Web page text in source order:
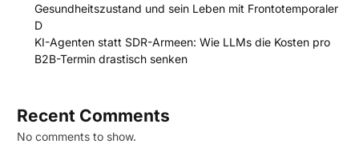
Gesundheitszustand und sein Leben mit Frontotemporaler
D
KI-Agenten statt SDR-Armeen: Wie LLMs die Kosten pro
B2B-Termin drastisch senken
Recent Comments
No comments to show.